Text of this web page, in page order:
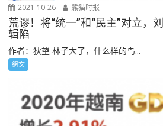
2021-10-26 熊猫时报
荒谬！将“统一”和“民主”对立，
辑陷
作者：狄望 林子大了，什么样的鸟...
網文